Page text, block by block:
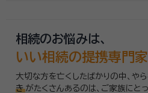
相続のお悩みは、
いい相続の提携専門家
大切な方を亡くしたばかりの中、や
き がたくさんあるのは、 ご家族にと